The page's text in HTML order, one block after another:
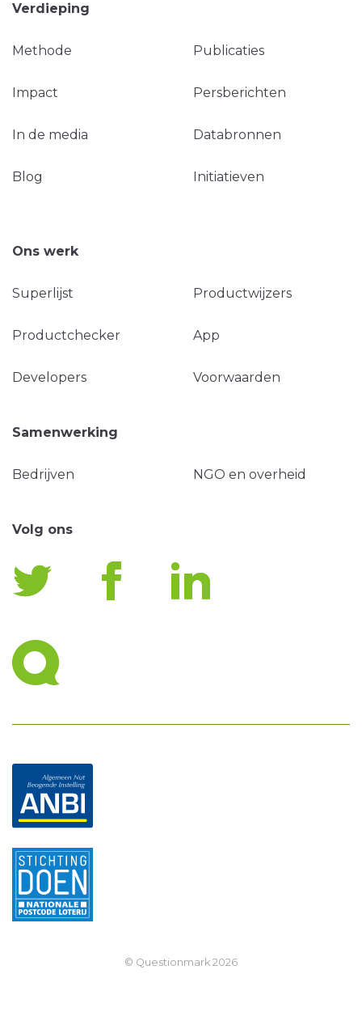
Verdieping
Methode Publicaties
Impact Persberichten
In de media Databronnen
Blog Initiatieven
Ons werk
Superlijst Productwijzers
Productchecker App
Developers Voorwaarden
Samenwerking
Bedrijven NGO en overheid
Volg ons
© Questionmark 2026